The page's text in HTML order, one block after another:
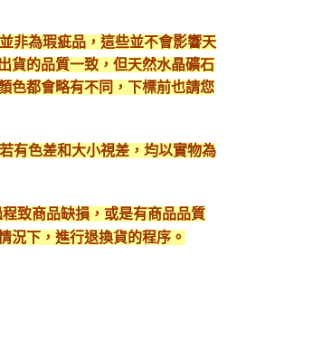
非為瑕疵品，這些並不會影響天
貨的品質一致，但天然水晶礦石
色都會略有不同，下標前也請您
有色差和大小視差，均以實物為
致商品缺損，或是有商品品質
況下，進行退換貨的程序。